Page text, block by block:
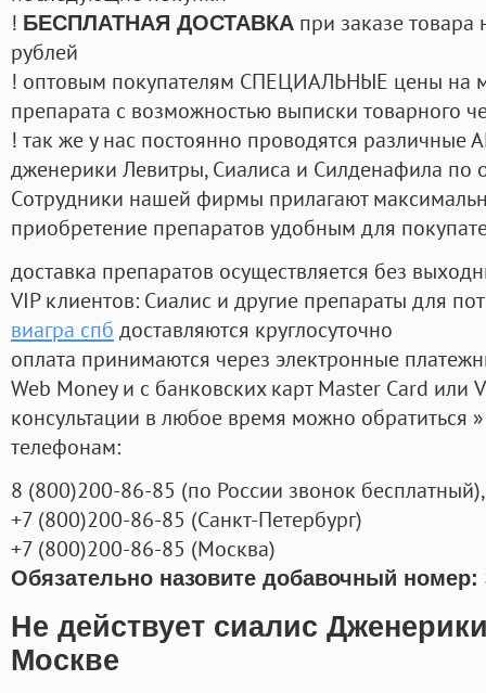
! БЕСПЛАТНАЯ ДОСТАВКА при заказе
рублей
! оптовым покупателям СПЕЦИАЛЬНЫЕ цены на
препарата с возможностью выписки товарного
! так же у нас постоянно проводятся
дженерики Левитры, Сиалиса и Силденафила по
Cотрудники нашей фирмы прилагают
приобретение препаратов удобным для
доставка препаратов осуществляется без
VIP клиентов: Сиалис и другие препараты для
виагра спб доставляются круглосуточно
оплата принимаются через электронные
Web Money и с банковских карт Master Card или
консультации в любое время можно обратиться
телефонам:
8 (800)200-86-85 (по России звонок бесплатный),
+7 (800)200-86-85 (Санкт-Петербург)
+7 (800)200-86-85 (Москва)
Обязательно назовите добавочный номер:
Не действует сиалис
Москве